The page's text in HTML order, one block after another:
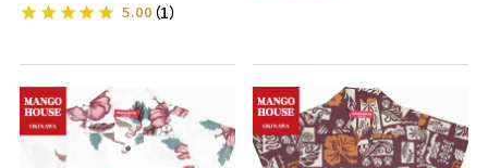
5.00 （1）